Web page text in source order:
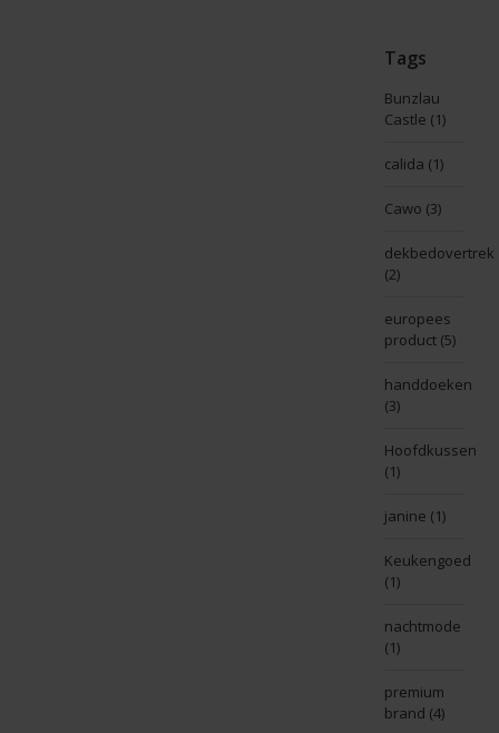
Tags
Bunzlau
Castle (1)
calida (1)
Cawo (3)
dekbedovertrek
(2)
europees
product (5)
handdoeken
(3)
Hoofdkussen
(1)
janine (1)
Keukengoed
(1)
nachtmode
(1)
premium
brand (4)